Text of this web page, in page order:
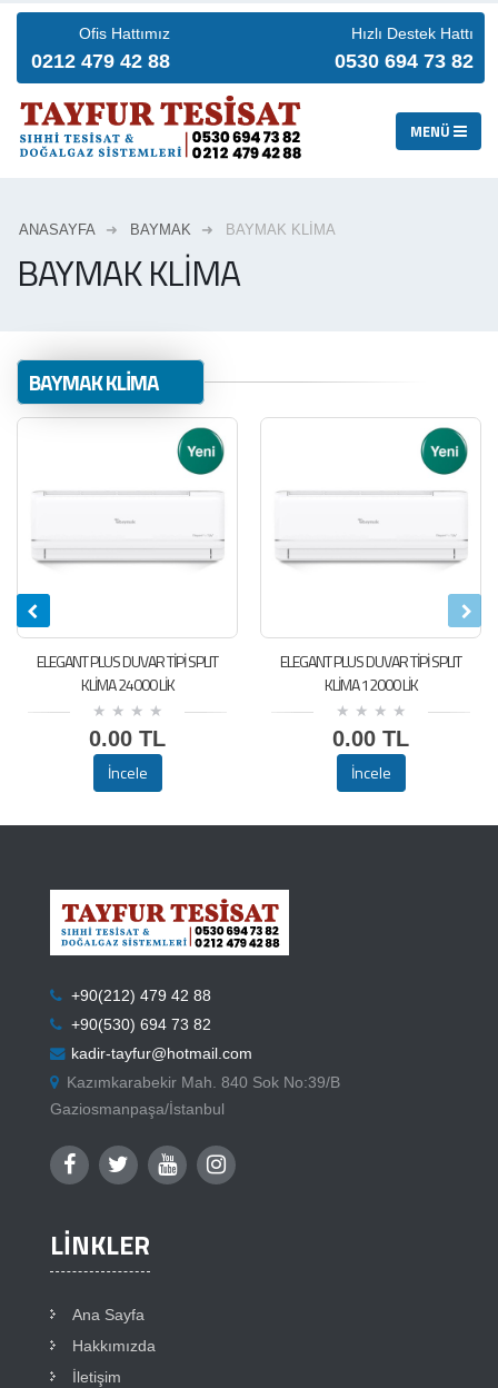
Ofis Hattımız
0212 479 42 88
Hızlı Destek Hattı
0530 694 73 82
ANASAYFA BAYMAK BAYMAK KLİMA
BAYMAK KLİMA
BAYMAK KLİMA
ELEGANT PLUS DUVAR TİPİ SPLIT
KLİMA 24000 LİK
0.00 TL
İncele
ELEGANT PLUS DUVAR TİPİ SPLIT
KLİMA 12000 LİK
0.00 TL
İncele
+90(212) 479 42 88
+90(530) 694 73 82
kadir-tayfur@hotmail.com
Kazımkarabekir Mah. 840 Sok No:39/B
Gaziosmanpaşa/İstanbul
LINKLER
Ana Sayfa
Hakkımızda
İletişim